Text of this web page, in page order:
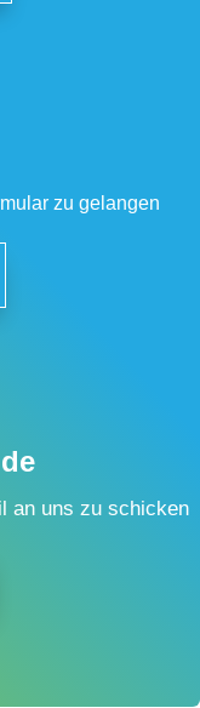
zu gelangen
an uns zu schicken